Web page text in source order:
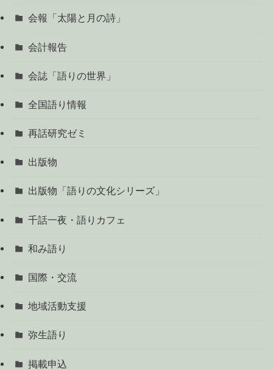
会報「太陽と月の詩」
会計報告
会誌「語りの世界」
全国語り情報
再話研究ゼミ
出版物
出版物「語りの文化シリーズ」
千話一夜・語りカフェ
和み語り
国際・交流
地域活動支援
弥生語り
掲載申込